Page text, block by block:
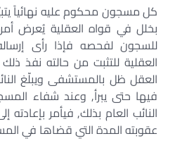
كل مسجون محكوم عليه نهائياً
بخلل في قواه العقلية يُعرض
للسجون لفحصه فإذا رأى
العقلية للتثبت من حالته نفذ
العقل ظل بالمستشفى ويبلّغ
فيها حتى يبرأ, وعند شفاء
النائب العام بذلك, فيأمر
عقوبته المدة التي قضاها في